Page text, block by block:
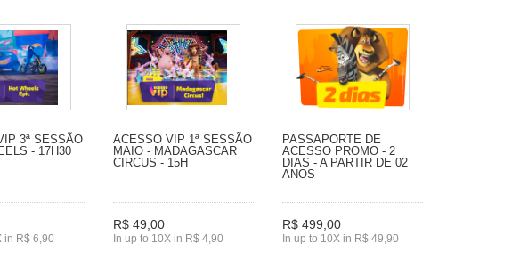
3ª SESSÃO
- 17H30
in R$ 6,90
ACESSO VIP 1ª SESSÃO
MAIO - MADAGASCAR
CIRCUS - 15H
R$ 49,00
In up to 10X in R$ 4,90
PASSAPORTE DE
ACESSO PROMO - 2
DIAS - A PARTIR DE 02
ANOS
R$ 499,00
In up to 10X in R$ 49,90